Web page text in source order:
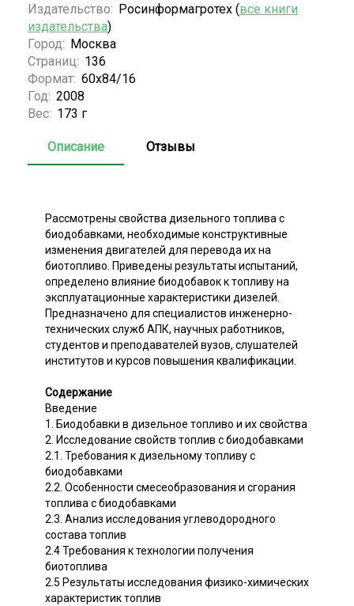
Издательство: Росинформагротех (все книги
издательства)
Город: Москва
Страниц: 136
Формат: 60x84/16
Год: 2008
Вес: 173 г
Описание Отзывы
Рассмотрены свойства дизельного топлива с
биодобавками, необходимые конструктивные
изменения двигателей для перевода их на
биотопливо. Приведены результаты испытаний,
определено влияние биодобавок к топливу на
эксплуатационные характеристики дизелей.
Предназначено для специалистов инженерно-
технических служб АПК, научных работников,
студентов и преподавателей вузов, слушателей
институтов и курсов повышения квалификации.
Содержание
Введение
1. Биодобавки в дизельное топливо и их свойства
2. Исследование свойств топлив с биодобавками
2.1. Требования к дизельному топливу с
биодобавками
2.2. Особенности смесеобразования и сгорания
топлива с биодобавками
2.3. Анализ исследования углеводородного
состава топлив
2.4 Требования к технологии получения
биотоплива
2.5 Результаты исследования физико-химических
характеристик топлив